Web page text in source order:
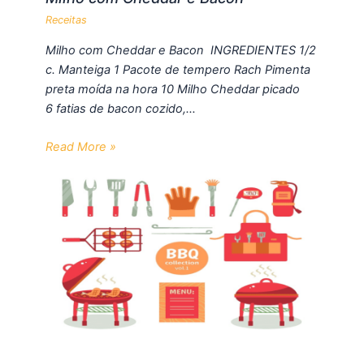
Receitas
Milho com Cheddar e Bacon INGREDIENTES 1/2
c. Manteiga 1 Pacote de tempero Rach Pimenta
preta moída na hora 10 Milho Cheddar picado
6 fatias de bacon cozido,…
Read More »